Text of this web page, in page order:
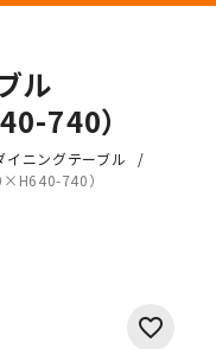
ル
740）
イニングテーブル
740）